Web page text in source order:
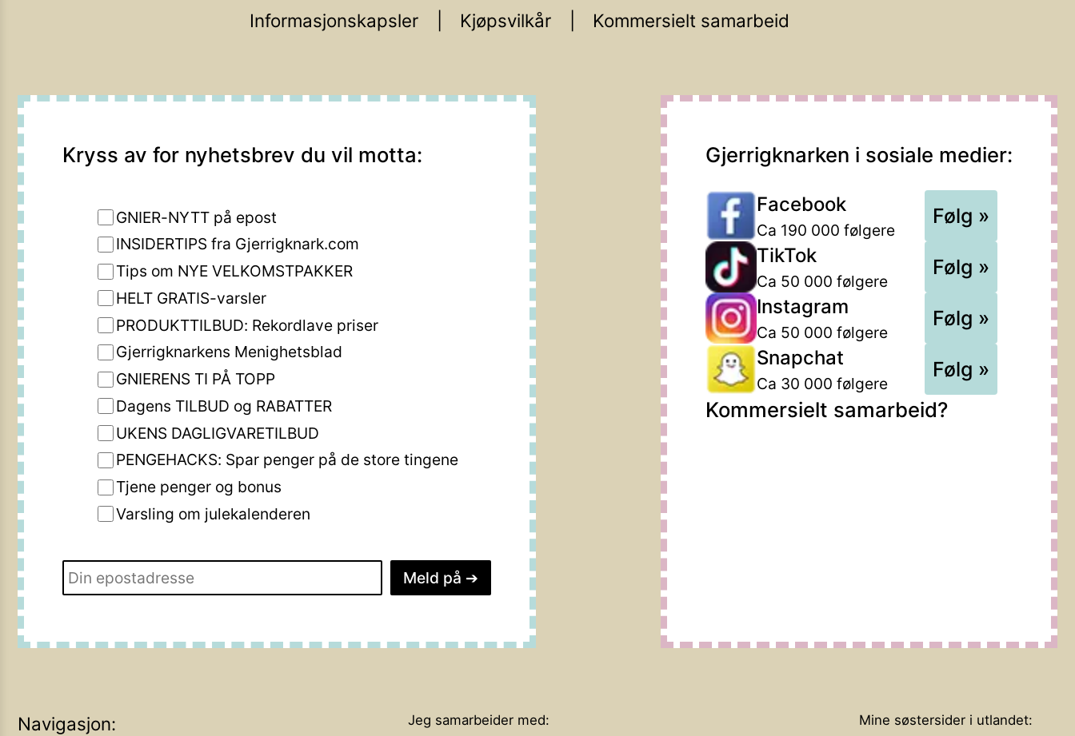
Informasjonskapsler
Kjøpsvilkår Kommersielt samarbeid
Kryss av for nyhetsbrev du vil motta:
GNIER-NYTT på epost
INSIDERTIPS fra Gjerrigknark.com
Tips om NYE VELKOMSTPAKKER
HELT GRATIS-varsler
PRODUKTTILBUD: Rekordlave priser
Gjerrigknarkens Menighetsblad
GNIERENS TI PÅ TOPP
Dagens TILBUD og RABATTER
UKENS DAGLIGVARETILBUD
PENGEHACKS: Spar penger på de store tingene
Tjene penger og bonus
Varsling om julekalenderen
Meld på ➔
Gjerrigknarken i sosiale medier:
Facebook
Ca 190 000 følgere
Følg »
TikTok
Ca 50 000 følgere
Følg »
Instagram
Ca 50 000 følgere
Følg »
Snapchat
Ca 30 000 følgere
Følg »
Kommersielt samarbeid?
Navigasjon: Jeg samarbeider med: Mine søstersider i utlandet: